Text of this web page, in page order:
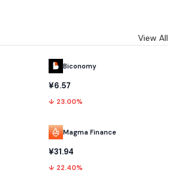
View All
Biconomy
¥6.57
↓ 23.00%
Magma Finance
¥31.94
↓ 22.40%